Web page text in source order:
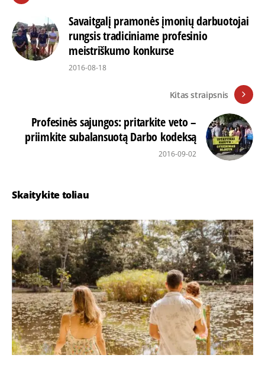
Savaitgalį pramonės įmonių darbuotojai
rungsis tradiciniame profesinio
meistriškumo konkurse
2016-08-18
Kitas straipsnis
Profesinės sajungos: pritarkite veto –
priimkite subalansuotą Darbo kodeksą
2016-09-02
Skaitykite toliau